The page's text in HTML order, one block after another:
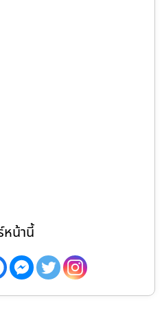
หน้านี้